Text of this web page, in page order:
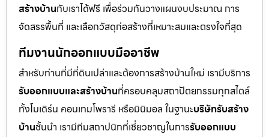
สร้างบ้านกับเราได้ฟรี เพื่อร่วมกันวางแผนงบประมาณ การ
จัดสรรพื้นที่ และเลือกวัสดุก่อสร้างที่เหมาะสมและตรงใจที่สุด
ทีมงานนักออกแบบมืออาชีพ
สำหรับท่านที่มีที่ดินเปล่าและต้องการสร้างบ้านใหม่ เรามีบริการ
รับออกแบบและสร้างบ้านที่ครอบคลุมสถาปัตยกรรมทุกสไตล์
ทั้งโมเดิร์น คอนเทมโพรารี หรือมินิมอล ในฐานะบริษัทรับสร้าง
บ้านชั้นนำ เรามีทีมสถาปนิกที่เชี่ยวชาญในการรับออกแบบ